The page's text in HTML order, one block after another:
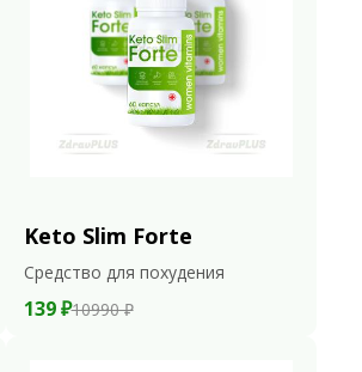
Keto Slim Forte
Средство для похудения
139 ₽10990 ₽